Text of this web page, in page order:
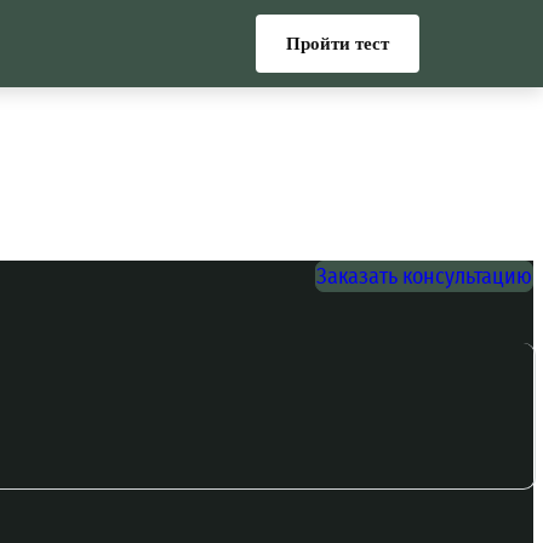
Заказать консультацию
Пройти тест